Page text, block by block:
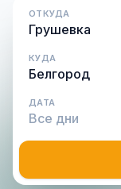
ОТКУДА
КУДА
ДАТА